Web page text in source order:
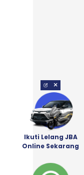
×
Ikuti Lelang JBA
Online Sekarang